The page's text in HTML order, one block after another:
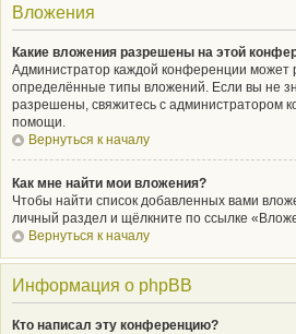
Вложения
Какие вложения разрешены на этой
Администратор каждой конференции может
определённые типы вложений. Если вы не
разрешены, свяжитесь с администратором
помощи.
Вернуться к началу
Как мне найти мои вложения?
Чтобы найти список добавленных вами
личный раздел и щёлкните по ссылке
Вернуться к началу
Информация о phpBB
Кто написал эту конференцию?